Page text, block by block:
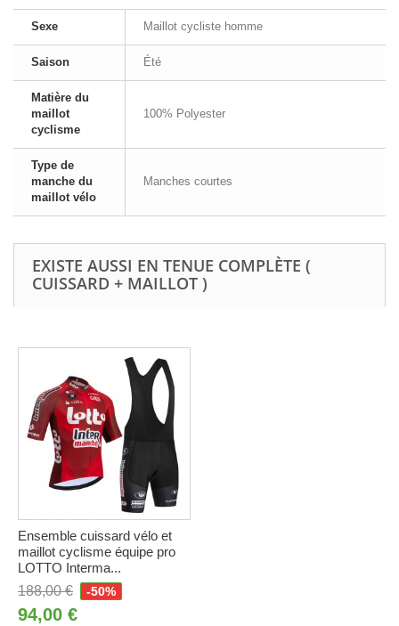
Sexe Maillot cycliste homme
Saison Été
Matière du
maillot
cyclisme
100% Polyester
Type de
manche du
maillot vélo
Manches courtes
EXISTE AUSSI EN TENUE COMPLÈTE (
CUISSARD + MAILLOT )
Ensemble cuissard vélo et
maillot cyclisme équipe pro
LOTTO Interma...
188,00 €
-50%
94,00 €